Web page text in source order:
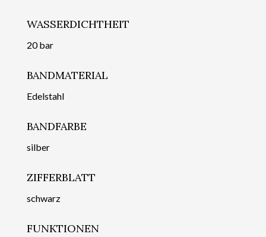
WASSERDICHTHEIT
20 bar
BANDMATERIAL
Edelstahl
BANDFARBE
silber
ZIFFERBLATT
schwarz
FUNKTIONEN